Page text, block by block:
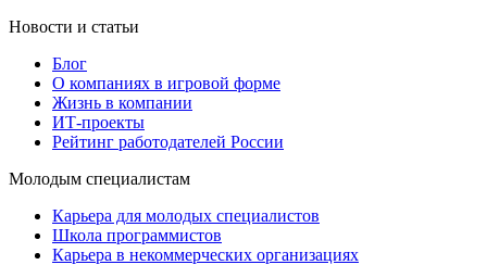
Новости и статьи
Блог
О компаниях в игровой форме
Жизнь в компании
ИТ-проекты
Рейтинг работодателей России
Молодым специалистам
Карьера для молодых специалистов
Школа программистов
Карьера в некоммерческих организациях